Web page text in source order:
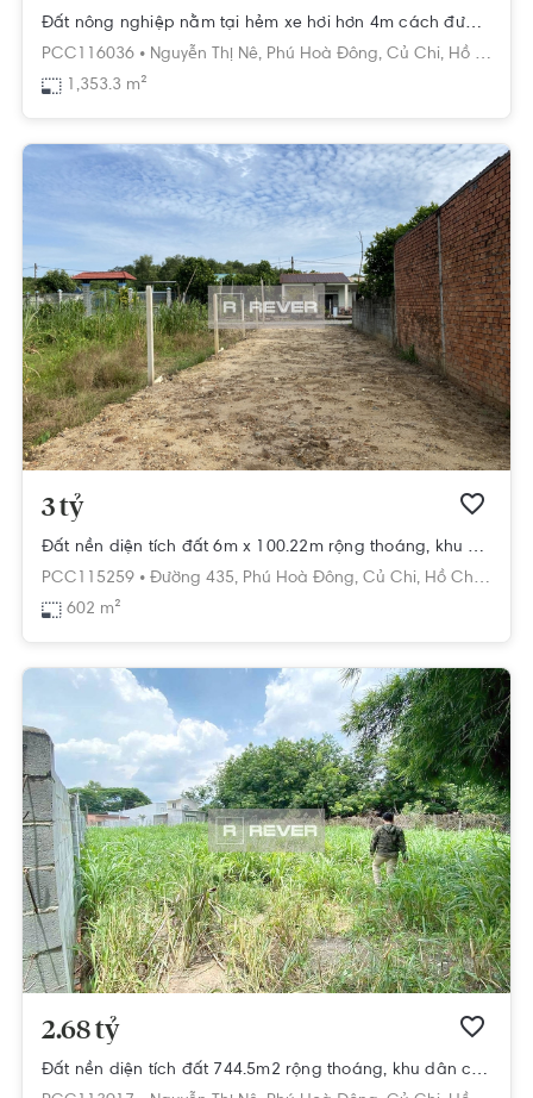
Đất nông nghiệp nằm tại hẻm xe hơi hơn 4m cách đường Nguyễn Thị Nê 500m.
PCC116036 • Nguyễn Thị Nê, Phú Hoà Đông, Củ Chi, Hồ Chí Minh
1,353.3 m²
3 tỷ
Đất nền diện tích đất 6m x 100.22m rộng thoáng, khu dân cư hiện hữu.
PCC115259 • Đường 435, Phú Hoà Đông, Củ Chi, Hồ Chí Minh
602 m²
2.68 tỷ
Đất nền diện tích đất 744.5m2 rộng thoáng, khu dân cư hiện hữu.